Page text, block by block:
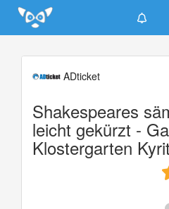
Update cookies preferences
ADticket
Shakespeares
leicht gekürzt -
Klostergarten